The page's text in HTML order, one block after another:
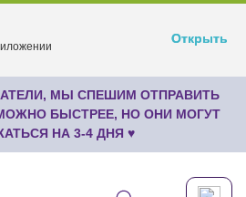
Открыть
МЫ СПЕШИМ ОТПРАВИТЬ
БЫСТРЕЕ, НО ОНИ МОГУТ
НА 3-4 ДНЯ ♥
Открыть